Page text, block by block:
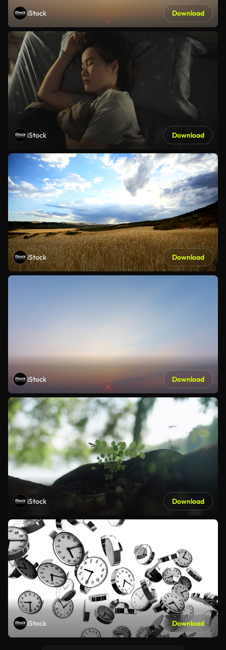
iStock Download
iStock Download
iStock Download
iStock Download
iStock Download
iStock Download